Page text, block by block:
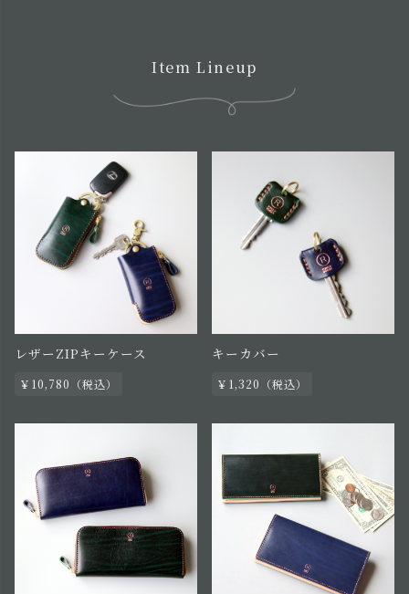
Item Lineup
レザーZIPキーケース
￥10,780（税込）
キーカバー
￥1,320（税込）